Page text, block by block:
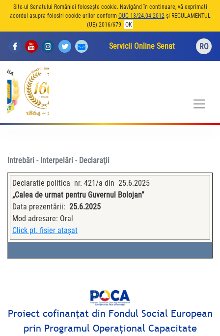
Site-ul Senatului României folosește cookie. Navigând în continuare, vă exprimați
acordul asupra folosiri cookie-urilor conform OUG 13/24.04.2012și REGULAMENTUL
(UE) 2016/679. OK
Servicii Online Senat RO
Intrebări - Interpelări - Declaraţii
Declaratie politica nr. 421/a din 25.6.2025
„Calea de urmat pentru Guvernul Bolojan”
Data prezentării: 25.6.2025
Mod adresare: Oral
Click pt. fisier ataşat
Proiect cofinanţat din Fondul Social European
prin Programul Operaţional Capacitate